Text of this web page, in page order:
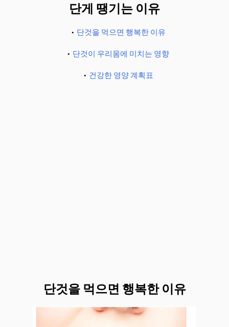
단게 땡기는 이유
단것을 먹으면 행복한 이유
단것이 우리몸에 미치는 영향
건강한 영양 계획표
단것을 먹으면 행복한 이유